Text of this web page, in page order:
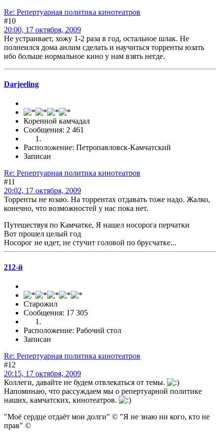
Re: Репертуарная политика кинотеатров
#10
20:00, 17 октября, 2009
Не устраивает, хожу 1-2 раза в год, остальное шлак. Не
полнеился дома анлим сделать и научиться торренты юзать
ибо больше нормальное кино у нам взять негде.
Darjeeling
Коренной камчадал
Сообщения: 2 461
Расположение: Петропавловск-Камчатский
Записан
Re: Репертуарная политика кинотеатров
#11
20:02, 17 октября, 2009
Торренты не юзаю. На торрентах отдавать тоже надо. Жалко,
конечно, что возможностей у нас пока нет.
Путешествуя по Камчатке, Я нашел носорога перчатки
Вот прошел целый год
Носорог не идет, не стучит головой по брусчатке...
212-й
Старожил
Сообщения: 17 305
Расположение: Рабочий стол
Записан
Re: Репертуарная политика кинотеатров
#12
20:15, 17 октября, 2009
Коллеги, давайте не будем отвлекаться от темы.
Напоминаю, что рассуждаем мы о репертуарной политике
наших, камчатских, кинотеатров.
"Моё сердце отдаёт мои долги" © "Я не знаю ни кого, кто не
прав" ©